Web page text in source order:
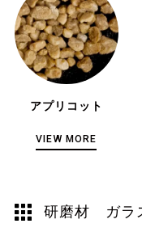
アプリコット
VIEW MORE
研磨材 ガラ